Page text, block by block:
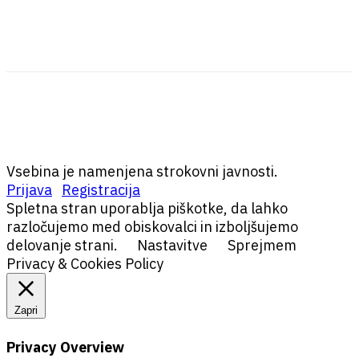
Vsebina je namenjena strokovni javnosti.
Prijava
Registracija
Spletna stran uporablja piškotke, da lahko
razločujemo med obiskovalci in izboljšujemo
delovanje strani.
Nastavitve
Sprejmem
Privacy & Cookies Policy
Zapri
Privacy Overview